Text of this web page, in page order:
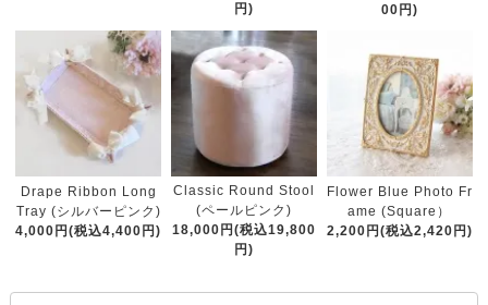
円)
00円)
Drape Ribbon Long
Tray (シルバーピンク)
4,000円(税込4,400円)
Classic Round Stool
(ペールピンク)
18,000円(税込19,800
円)
Flower Blue Photo Fr
ame (Square）
2,200円(税込2,420円)